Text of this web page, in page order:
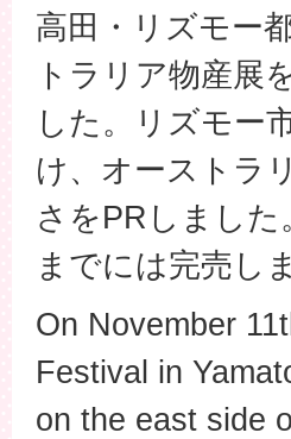
高田・リズモー
トラリア物産展
した。リズモー
け、オーストラ
さをPRしまし
までには完売し
On November
Festival in
on the east side